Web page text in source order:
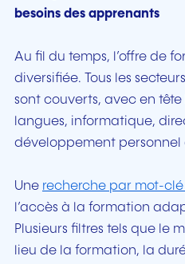
besoins des apprenants
Au fil du temps, l’offre de
diversifiée. Tous les
sont couverts, avec en
langues, informatique,
développement personnel
Une recherche par mot-
l’accès à la formation
Plusieurs filtres tels que le
lieu de la formation, la